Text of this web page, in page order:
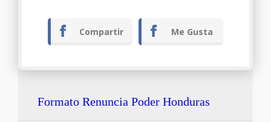
Compartir Me Gusta
Formato Renuncia Poder Honduras